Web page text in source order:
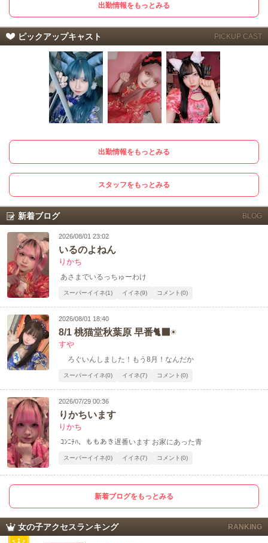
出勤情報をもっとみる
ピックアップキャスト PICKUP CAST
出勤情報をもっとみる
スタッフをもっとみる
新着ブログ BLOG
2026/08/01 23:02
いるのよねん
りかち
あさまでいるっちゅーわけ
スーパーイイネ(1) イイネ(9) コメント(0)
2026/08/01 18:40
8/1 桃猫堂秋葉原 早番🐈‍⬛☀️
すや
ろぐいんしました！もう8月！なんだか
スーパーイイネ(0) イイネ(7) コメント(0)
2026/07/29 00:36
りかちいます
りかち
ｺﾝﾆﾁﾊ、ももあき遅番います お家にあった青
スーパーイイネ(0) イイネ(7) コメント(0)
新着ブログをもっとみる
女の子アクセスランキング RANKING